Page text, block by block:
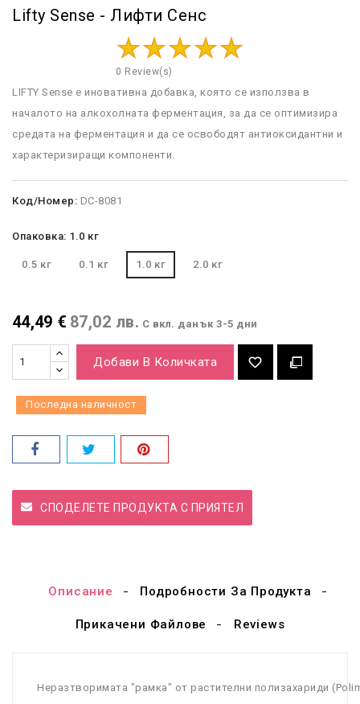
Lifty Sense - Лифти Сенс
0 Review(s)
LIFTY Sense е иновативна добавка която се използва в
началото на алкохолната ферментация за да се оптимизира
средата на ферментация и да се освободят антиоксидантни и
характеризиращи компоненти
Код/Номер: DC-8081
Опаковка: 1.0 кг
0.5 кг 0.1 кг 1.0 кг 2.0 кг
44,49 € 87,02 лв. С вкл. данък3-5 дни
Добави В Количката
Последна наличност
СПОДЕЛЕТЕ ПРОДУКТА С ПРИЯТЕЛ
Описание Подробности За Продукта
Прикачени Файлове Reviews
Неразтворимата "рамка " от растителни полизахариди (